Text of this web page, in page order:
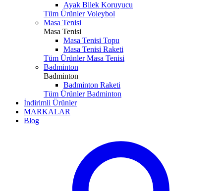
Ayak Bilek Koruyucu
Tüm Ürünler Voleybol
Masa Tenisi
Masa Tenisi
Masa Tenisi Topu
Masa Tenisi Raketi
Tüm Ürünler Masa Tenisi
Badminton
Badminton
Badminton Raketi
Tüm Ürünler Badminton
İndirimli Ürünler
MARKALAR
Blog